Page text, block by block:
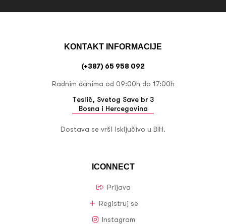
ICONNECT
Prijava
Registruj se
Instagram
KONTAKT INFORMACIJE
(+387) 65 958 092
Radnim danima od 09:00h do 17:00h
Teslić, Svetog Save br 3
Bosna i Hercegovina
Dostava se vrši isključivo u BIH.